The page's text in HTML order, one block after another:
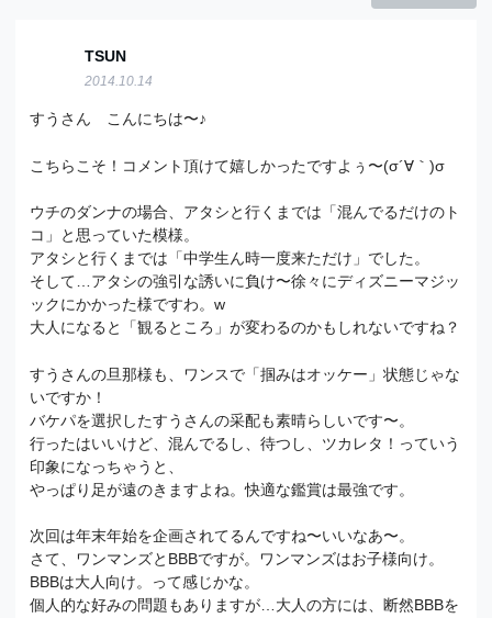
TSUN
2014.10.14
すうさん こんにちは〜♪
こちらこそ！コメント頂けて嬉しかったですよぅ〜(σ´∀｀)σ
ウチのダンナの場合、アタシと行くまでは「混んでるだけのト
コ」と思っていた模様。
アタシと行くまでは「中学生ん時一度来ただけ」でした。
そして…アタシの強引な誘いに負け〜徐々にディズニーマジッ
ックにかかった様ですわ。w
大人になると「観るところ」が変わるのかもしれないですね？
すうさんの旦那様も、ワンスで「掴みはオッケー」状態じゃな
いですか！
バケパを選択したすうさんの采配も素晴らしいです〜。
行ったはいいけど、混んでるし、待つし、ツカレタ！っていう
印象になっちゃうと、
やっぱり足が遠のきますよね。快適な鑑賞は最強です。
次回は年末年始を企画されてるんですね〜いいなあ〜。
さて、ワンマンズとBBBですが。ワンマンズはお子様向け。
BBBは大人向け。って感じかな。
個人的な好みの問題もありますが…大人の方には、断然BBBを